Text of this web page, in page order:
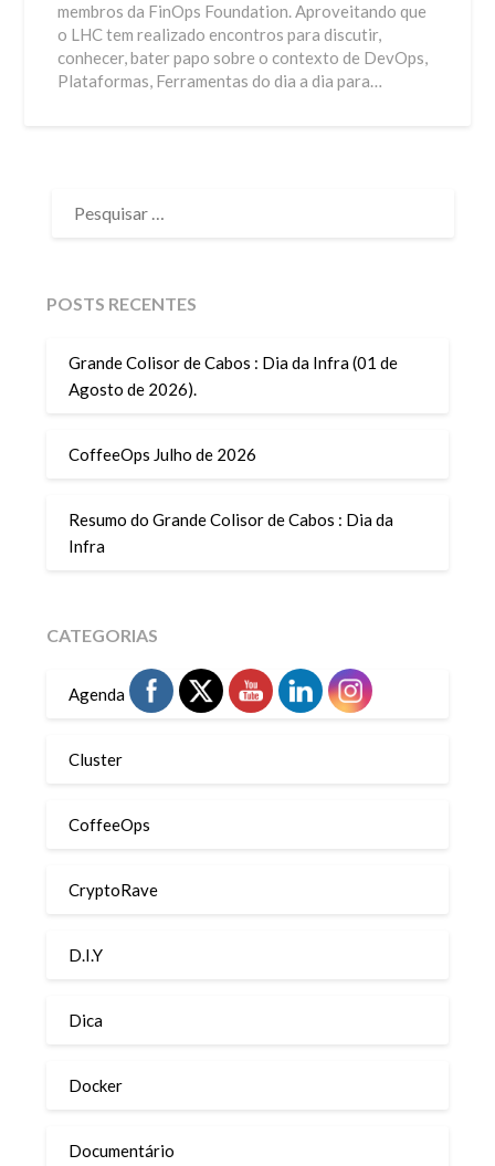
membros da FinOps Foundation. Aproveitando que
o LHC tem realizado encontros para discutir,
conhecer, bater papo sobre o contexto de DevOps,
Plataformas, Ferramentas do dia a dia para…
POR:
POSTS RECENTES
Grande Colisor de Cabos : Dia da Infra (01 de
Agosto de 2026).
CoffeeOps Julho de 2026
Resumo do Grande Colisor de Cabos : Dia da
Infra
CATEGORIAS
Agenda
Cluster
CoffeeOps
CryptoRave
D.I.Y
Dica
Docker
Documentário